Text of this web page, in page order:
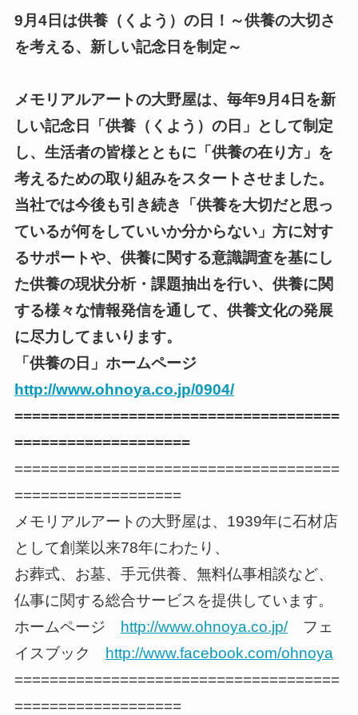
9月4日は供養（くよう）の日！～供養の大切さ
を考える、新しい記念日を制定～
メモリアルアートの大野屋は、毎年9月4日を新
しい記念日「供養（くよう）の日」として制定
し、生活者の皆様とともに「供養の在り方」を
考えるための取り組みをスタートさせました。
当社では今後も引き続き「供養を大切だと思っ
ているが何をしていいか分からない」方に対す
るサポートや、供養に関する意識調査を基にし
た供養の現状分析・課題抽出を行い、供養に関
する様々な情報発信を通して、供養文化の発展
に尽力してまいります。
「供養の日」ホームページ
http://www.ohnoya.co.jp/0904/
=====================================
====================
=====================================
===================
メモリアルアートの大野屋は、1939年に石材店
として創業以来78年にわたり、
お葬式、お墓、手元供養、無料仏事相談など、
仏事に関する総合サービスを提供しています。
ホームページ http://www.ohnoya.co.jp/フェ
イスブック http://www.facebook.com/ohnoya
=====================================
===================